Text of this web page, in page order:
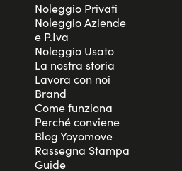
Noleggio Privati
Noleggio Aziende
e P.Iva
Noleggio Usato
La nostra storia
Lavora con noi
Brand
Come funziona
Perché conviene
Blog Yoyomove
Rassegna Stampa
Guide